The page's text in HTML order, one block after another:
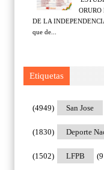
ORURO
DE LA
que de...
Etiquetas
San Jose
(4949)
Deporte
(1830)
LFPB
(1502)